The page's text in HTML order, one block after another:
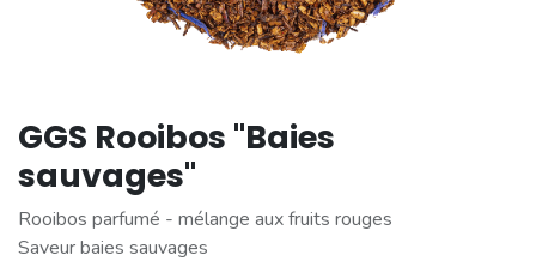
GGS Rooibos "Baies
sauvages"
Rooibos parfumé - mélange aux fruits rouges
Saveur baies sauvages